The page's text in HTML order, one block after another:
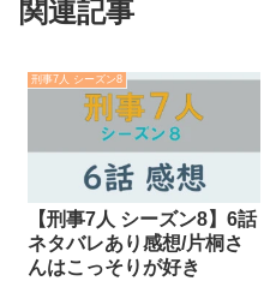
関連記事
刑事7人 シーズン8
【刑事7人 シーズン8】6話
ネタバレあり感想/片桐さ
んはこっそりが好き